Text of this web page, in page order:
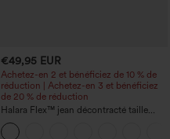
€49,95 EUR
Achetez-en 2 et bénéficiez de 10 % de
réduction | Achetez-en 3 et bénéficiez
de 20 % de réduction
Halara Flex™ jean décontracté taille
haute à effet gainant, coupe large, avec
poches